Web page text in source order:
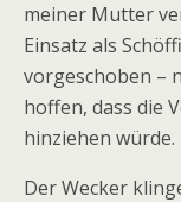
meiner Mutter
Einsatz als
vorgeschoben –
hoffen, dass die
hinziehen würde.
Der Wecker